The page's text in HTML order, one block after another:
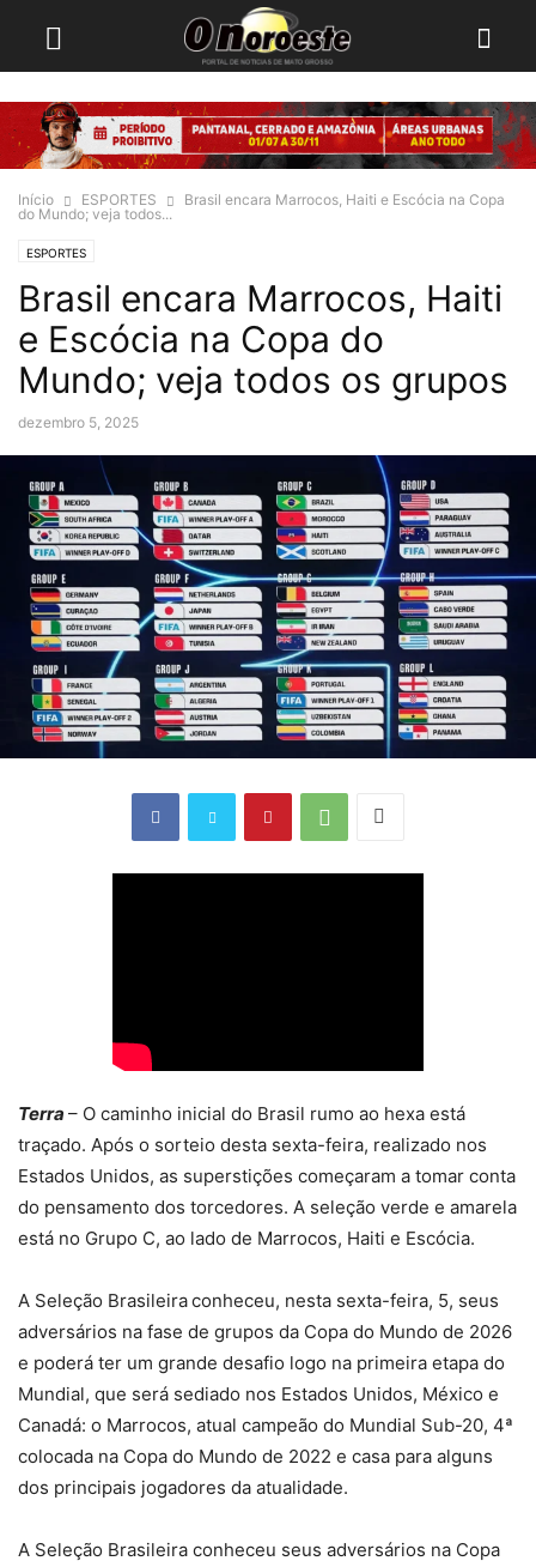
Início ESPORTES
Brasil encara Marrocos, Haiti e Escócia na Copa
do Mundo; veja todos...
ESPORTES
Brasil encara Marrocos, Haiti
e Escócia na Copa do
Mundo; veja todos os grupos
dezembro 5, 2025
Terra – O caminho inicial do Brasil rumo ao hexa está
traçado. Após o sorteio desta sexta-feira, realizado nos
Estados Unidos, as superstições começaram a tomar conta
do pensamento dos torcedores. A seleção verde e amarela
está no Grupo C, ao lado de Marrocos, Haiti e Escócia.
A Seleção Brasileiraconheceu, nesta sexta-feira, 5, seus
adversários na fase de grupos da Copa do Mundo de 2026
e poderá ter um grande desafio logo na primeira etapa do
Mundial, que será sediado nos Estados Unidos, México e
Canadá: o Marrocos, atual campeão do Mundial Sub-20, 4ª
colocada na Copa do Mundo de 2022 e casa para alguns
dos principais jogadores da atualidade.
A Seleção Brasileira conheceu seus adversários na Copa